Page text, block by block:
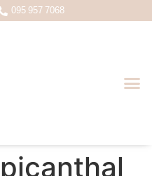
095 957 7068